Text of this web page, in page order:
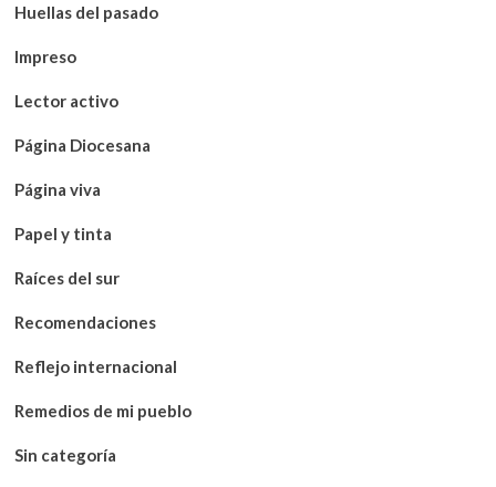
Huellas del pasado
Impreso
Lector activo
Página Diocesana
Página viva
Papel y tinta
Raíces del sur
Recomendaciones
Reflejo internacional
Remedios de mi pueblo
Sin categoría